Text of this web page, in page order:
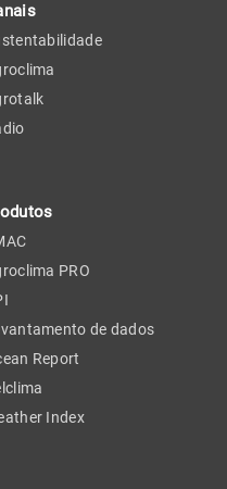
PRO
de dados
Report
Index